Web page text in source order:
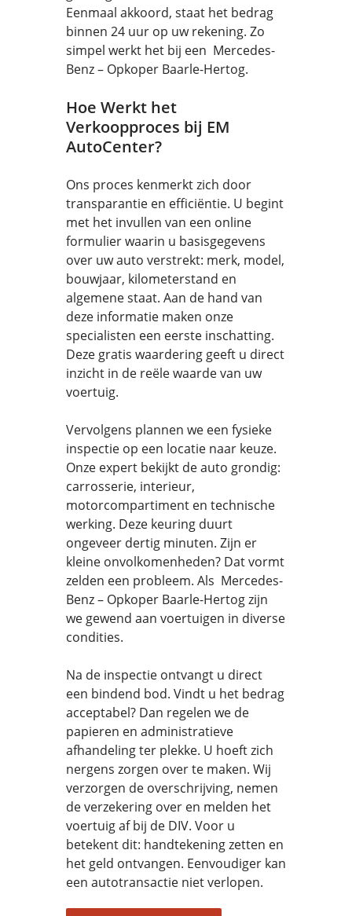
Eenmaal akkoord, staat het bedrag
binnen 24 uur op uw rekening. Zo
simpel werkt het bij een Mercedes-
Benz – Opkoper Baarle-Hertog.
Hoe Werkt het
Verkoopproces bij EM
AutoCenter?
Ons proces kenmerkt zich door
transparantie en efficiëntie. U begint
met het invullen van een online
formulier waarin u basisgegevens
over uw auto verstrekt: merk, model,
bouwjaar, kilometerstand en
algemene staat. Aan de hand van
deze informatie maken onze
specialisten een eerste inschatting.
Deze gratis waardering geeft u direct
inzicht in de reële waarde van uw
voertuig.
Vervolgens plannen we een fysieke
inspectie op een locatie naar keuze.
Onze expert bekijkt de auto grondig:
carrosserie, interieur,
motorcompartiment en technische
werking. Deze keuring duurt
ongeveer dertig minuten. Zijn er
kleine onvolkomenheden? Dat vormt
zelden een probleem. Als Mercedes-
Benz – Opkoper Baarle-Hertog zijn
we gewend aan voertuigen in diverse
condities.
Na de inspectie ontvangt u direct
een bindend bod. Vindt u het bedrag
acceptabel? Dan regelen we de
papieren en administratieve
afhandeling ter plekke. U hoeft zich
nergens zorgen over te maken. Wij
verzorgen de overschrijving, nemen
de verzekering over en melden het
voertuig af bij de DIV. Voor u
betekent dit: handtekening zetten en
het geld ontvangen. Eenvoudiger kan
een autotransactie niet verlopen.